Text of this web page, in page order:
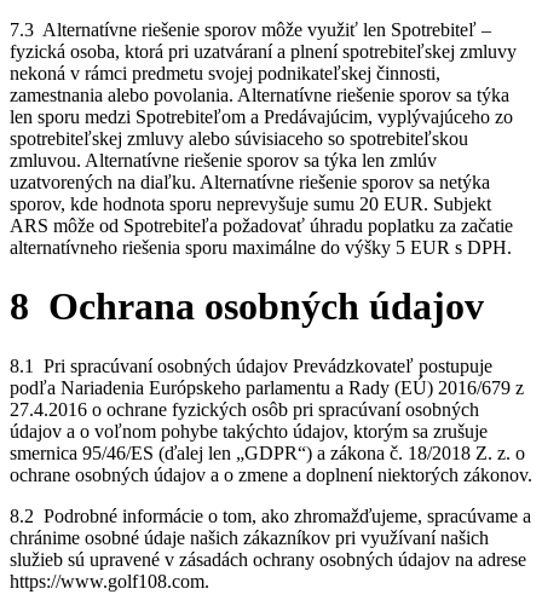
7.3 Alternatívne riešenie sporov môže využiť len Spotrebiteľ –
fyzická osoba, ktorá pri uzatváraní a plnení spotrebiteľskej zmluvy
nekoná v rámci predmetu svojej podnikateľskej činnosti,
zamestnania alebo povolania. Alternatívne riešenie sporov sa týka
len sporu medzi Spotrebiteľom a Predávajúcim, vyplývajúceho zo
spotrebiteľskej zmluvy alebo súvisiaceho so spotrebiteľskou
zmluvou. Alternatívne riešenie sporov sa týka len zmlúv
uzatvorených na diaľku. Alternatívne riešenie sporov sa netýka
sporov, kde hodnota sporu neprevyšuje sumu 20 EUR. Subjekt
ARS môže od Spotrebiteľa požadovať úhradu poplatku za začatie
alternatívneho riešenia sporu maximálne do výšky 5 EUR s DPH.
8 Ochrana osobných údajov
8.1 Pri spracúvaní osobných údajov Prevádzkovateľ postupuje
podľa Nariadenia Európskeho parlamentu a Rady (EÚ) 2016/679 z
27.4.2016 o ochrane fyzických osôb pri spracúvaní osobných
údajov a o voľnom pohybe takýchto údajov, ktorým sa zrušuje
smernica 95/46/ES (ďalej len „GDPR“) a zákona č. 18/2018 Z. z. o
ochrane osobných údajov a o zmene a doplnení niektorých zákonov.
8.2 Podrobné informácie o tom, ako zhromažďujeme, spracúvame a
chránime osobné údaje našich zákazníkov pri využívaní našich
služieb sú upravené v zásadách ochrany osobných údajov na adrese
https://www.golf108.com.